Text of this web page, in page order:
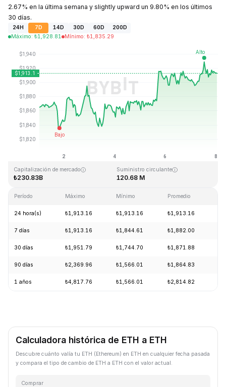
2.67% en la última semana y slightly upward un 9.80% en los últimos
30 días.
24H 7D 14D 30D 60D
200D
Máximo: ₺1,928.81 Mínimo: ₺1,835.29
Última actualización: 2026-08-08, 24:35 GMT+0
Capitalización de mercado
₺230.83B
Suministro circulante
120.68 M
Período Máximo Mínimo Promedio
24 hora(s) ₺1,913.16 ₺1,913.16 ₺1,913.16
7 días ₺1,913.16 ₺1,844.61 ₺1,882.00
30 días ₺1,951.79 ₺1,744.70 ₺1,871.88
90 días ₺2,369.96 ₺1,566.01 ₺1,864.83
1 años ₺4,817.76 ₺1,566.01 ₺2,814.82
Calculadora histórica de ETH a ETH
Descubre cuánto valía tu ETH (Ethereum) en ETH en cualquier fecha pasada
y compara el tipo de cambio de ETH a ETH con el valor actual.
Comprar